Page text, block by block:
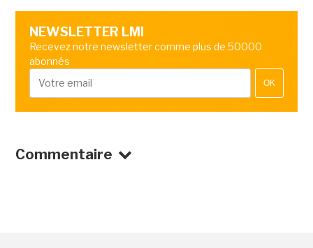
NEWSLETTER LMI
Recevez notre newsletter comme plus de 50000
abonnés
OK
Commentaire